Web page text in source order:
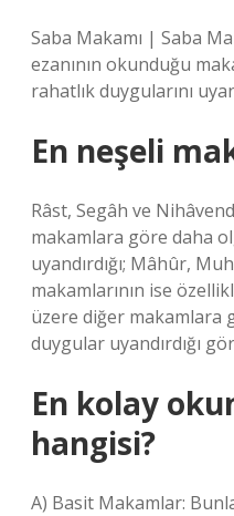
Saba Makamı | Saba
ezanının okunduğu
rahatlık duygularını
En neşeli
Râst, Segâh ve
makamlara göre daha
uyandırdığı; Mâhûr,
makamlarının ise
üzere diğer makamlara
duygular uyandırdığı
En kolay
hangisi?
A) Basit Makamlar: